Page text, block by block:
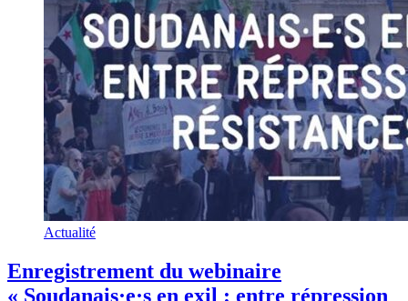
Actualité
Enregistrement du webinaire
« Soudanais·e·s en exil : entre répression